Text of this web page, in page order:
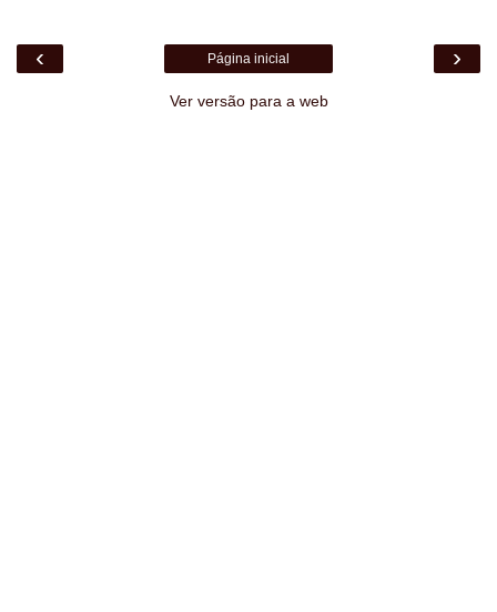
‹ ›
Página inicial
Ver versão para a web